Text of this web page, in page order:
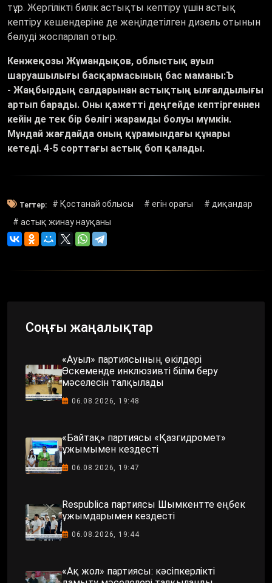
тұр. Жергілікті билік астықты кептіру үшін астық
кептіру кешендеріне де жеңілдетілген дизель отынын
бөлуді жоспарлап отыр.
Кенжеқозы Жұмандықов, облыстық ауыл
шаруашылығы басқармасының бас маманы:Ъ
- Жаңбырдың салдарынан астықтың ылғалдылығы
артып барады. Оны қажетті деңгейде кептіргеннен
кейін де тек бір бөлігі жарамды болуы мүмкін.
Мұндай жағдайда оның құрамындағы құнары
кетеді. 4-5 сорттағы астық боп қалады.
Тегтер: # Қостанай облысы # егін орағы
# диқандар
# астық жинау науқаны
Соңғы жаңалықтар
«Ауыл» партиясының өкілдері
Өскеменде инклюзивті білім беру
мәселесін талқылады
06.08.2026, 19:48
«Байтақ» партиясы «Қазгидромет»
ұжымымен кездесті
06.08.2026, 19:47
Respublica партиясы Шымкентте еңбек
ұжымдарымен кездесті
06.08.2026, 19:44
«Ақ жол» партиясы: кәсіпкерлікті